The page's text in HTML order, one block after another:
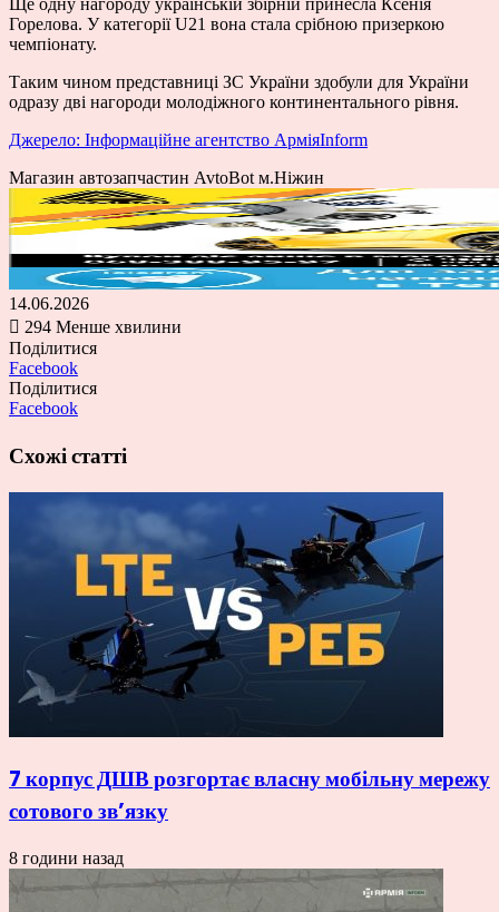
Горелова. У категорії U21 вона стала срібною призеркою
чемпіонату.
Таким чином представниці ЗС України здобули для України
одразу дві нагороди молодіжного континентального рівня.
Джерело: Інформаційне агентство АрміяInform
Магазин автозапчастин AvtoBot м.Ніжин
14.06.2026
294 Менше хвилини
Поділитися
Facebook
Поділитися
Facebook
Схожі статті
7 корпус ДШВ розгортає власну мобільну мережу
сотового зв’язку
8 години назад